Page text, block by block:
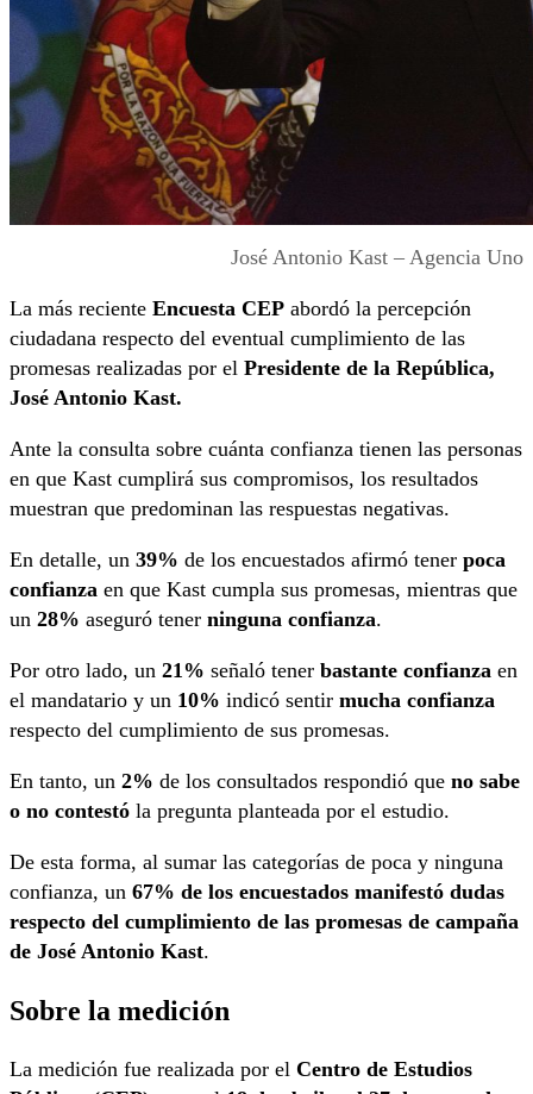
José Antonio Kast – Agencia Uno
La más reciente Encuesta CEP abordó la percepción
ciudadana respecto del eventual cumplimiento de las
promesas realizadas por el Presidente de la República,
José Antonio Kast.
Ante la consulta sobre cuánta confianza tienen las personas
en que Kast cumplirá sus compromisos, los resultados
muestran que predominan las respuestas negativas.
En detalle, un 39% de los encuestados afirmó tener poca
confianza en que Kast cumpla sus promesas, mientras que
un 28% aseguró tener ninguna confianza.
Por otro lado, un 21% señaló tener bastante confianza en
el mandatario y un 10% indicó sentir mucha confianza
respecto del cumplimiento de sus promesas.
En tanto, un 2% de los consultados respondió que no sabe
o no contestó la pregunta planteada por el estudio.
De esta forma, al sumar las categorías de poca y ninguna
confianza, un 67% de los encuestados manifestó dudas
respecto del cumplimiento de las promesas de campaña
de José Antonio Kast.
Sobre la medición
La medición fue realizada por el Centro de Estudios